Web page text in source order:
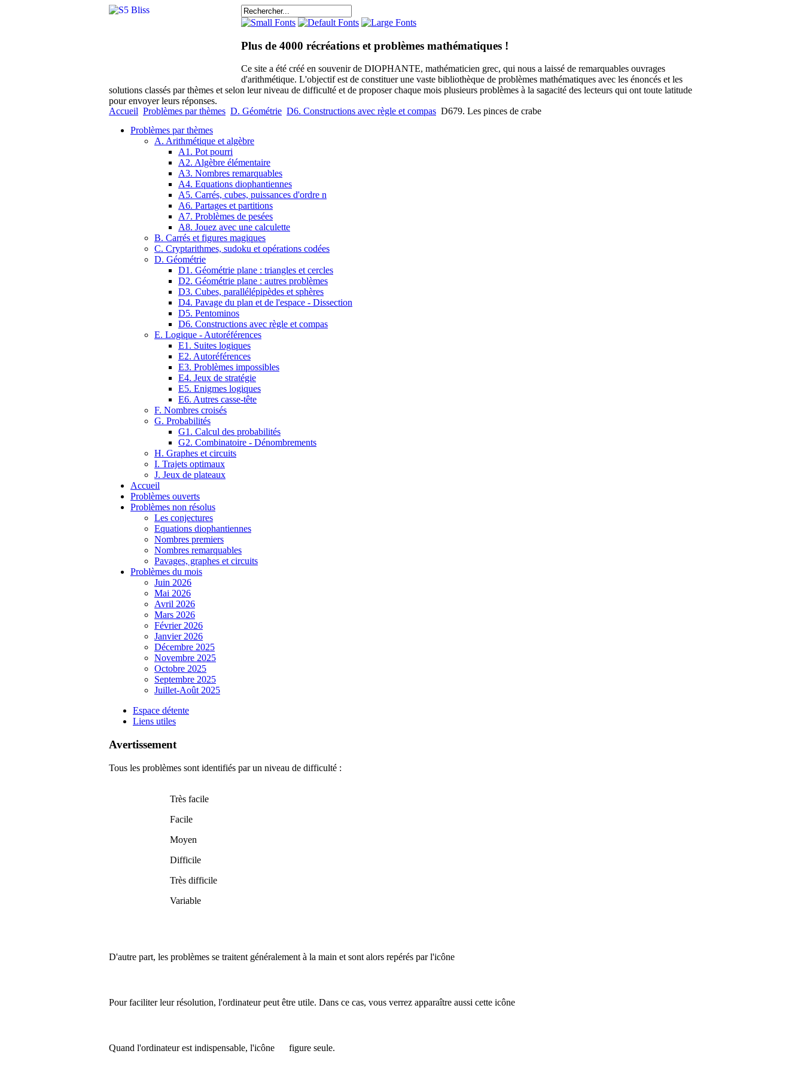
Plus de 4000 récréations et problèmes mathématiques !
Ce site a été créé en souvenir de DIOPHANTE, mathématicien grec, qui nous a laissé de remarquables ouvrages
d'arithmétique. L'objectif est de constituer une vaste bibliothèque de problèmes mathématiques avec les énoncés et les
solutions classés par thèmes et selon leur niveau de difficulté et de proposer chaque mois plusieurs problèmes à la sagacité des lecteurs qui ont toute latitude
pour envoyer leurs réponses.
Accueil Problèmes par thèmes D. Géométrie D6. Constructions avec règle et compas D679. Les pinces de crabe
Problèmes par thèmes
A. Arithmétique et algèbre
A1. Pot pourri
A2. Algèbre élémentaire
A3. Nombres remarquables
A4. Equations diophantiennes
A5. Carrés, cubes, puissances d'ordre n
A6. Partages et partitions
A7. Problèmes de pesées
A8. Jouez avec une calculette
B. Carrés et figures magiques
C. Cryptarithmes, sudoku et opérations codées
D. Géométrie
D1. Géométrie plane : triangles et cercles
D2. Géométrie plane : autres problèmes
D3. Cubes, parallélépipèdes et sphères
D4. Pavage du plan et de l'espace - Dissection
D5. Pentominos
D6. Constructions avec règle et compas
E. Logique - Autoréférences
E1. Suites logiques
E2. Autoréférences
E3. Problèmes impossibles
E4. Jeux de stratégie
E5. Enigmes logiques
E6. Autres casse-tête
F. Nombres croisés
G. Probabilités
G1. Calcul des probabilités
G2. Combinatoire - Dénombrements
H. Graphes et circuits
I. Trajets optimaux
J. Jeux de plateaux
Accueil
Problèmes ouverts
Problèmes non résolus
Les conjectures
Equations diophantiennes
Nombres premiers
Nombres remarquables
Pavages, graphes et circuits
Problèmes du mois
Juin 2026
Mai 2026
Avril 2026
Mars 2026
Février 2026
Janvier 2026
Décembre 2025
Novembre 2025
Octobre 2025
Septembre 2025
Juillet-Août 2025
Espace détente
Liens utiles
Avertissement
Tous les problèmes sont identifiés par un niveau de difficulté :
Très facile
Facile
Moyen
Difficile
Très difficile
Variable
D'autre part, les problèmes se traitent généralement à la main et sont alors repérés par l'icône
Pour faciliter leur résolution, l'ordinateur peut être utile. Dans ce cas, vous verrez apparaître aussi cette icône
Quand l'ordinateur est indispensable, l'icône figure seule.